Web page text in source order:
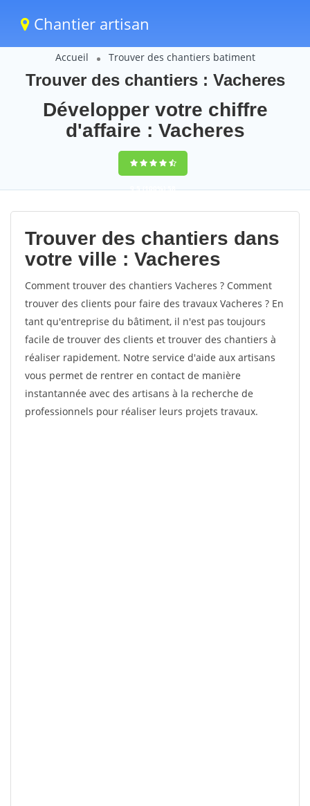
Chantier artisan
Accueil Trouver des chantiers batiment
Trouver des chantiers : Vacheres
Développer votre chiffre
d'affaire : Vacheres
9,5(100%)58
votes
Trouver des chantiers dans
votre ville : Vacheres
Comment trouver des chantiers Vacheres ? Comment
trouver des clients pour faire des travaux Vacheres ? En
tant qu'entreprise du bâtiment, il n'est pas toujours
facile de trouver des clients et trouver des chantiers à
réaliser rapidement. Notre service d'aide aux artisans
vous permet de rentrer en contact de manière
instantannée avec des artisans à la recherche de
professionnels pour réaliser leurs projets travaux.